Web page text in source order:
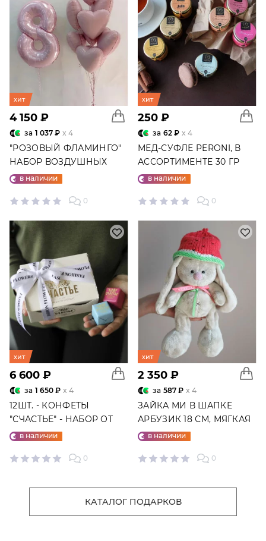
хит
4 150 ₽
за 1 037 ₽ x 4
"РОЗОВЫЙ ФЛАМИНГО"
НАБОР ВОЗДУШНЫХ
ШАРОВ №25
в наличии
0
хит
250 ₽
за 62 ₽ x 4
МЕД-СУФЛЕ PERONI, В
АССОРТИМЕНТЕ 30 ГР
в наличии
0
хит
6 600 ₽
за 1 650 ₽ x 4
12ШТ. - КОНФЕТЫ
"СЧАСТЬЕ" - НАБОР ОТ
"ФАБРИКИ СЧАСТЬЕ"
в наличии
0
хит
2 350 ₽
за 587 ₽ x 4
ЗАЙКА МИ В ШАПКЕ
АРБУЗИК 18 СМ, МЯГКАЯ
ИГРУШКА
в наличии
0
КАТАЛОГ ПОДАРКОВ